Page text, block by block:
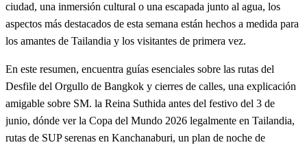
ciudad, una inmersión cultural o una escapada junto al agua, los
aspectos más destacados de esta semana están hechos a medida para
los amantes de Tailandia y los visitantes de primera vez.
En este resumen, encuentra guías esenciales sobre las rutas del
Desfile del Orgullo de Bangkok y cierres de calles, una explicación
amigable sobre SM. la Reina Suthida antes del festivo del 3 de
junio, dónde ver la Copa del Mundo 2026 legalmente en Tailandia,
rutas de SUP serenas en Kanchanaburi, un plan de noche de